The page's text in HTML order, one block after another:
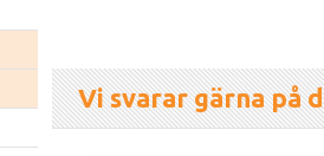
Vi svarar gärna på